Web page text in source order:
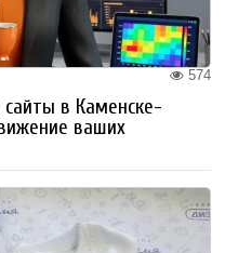
574
в Каменске-
ваших